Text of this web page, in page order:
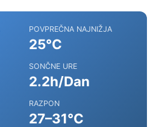
POVPREČNA NAJNIŽJA
25°C
SONČNE URE
2.2h/Dan
RAZPON
27–31°C